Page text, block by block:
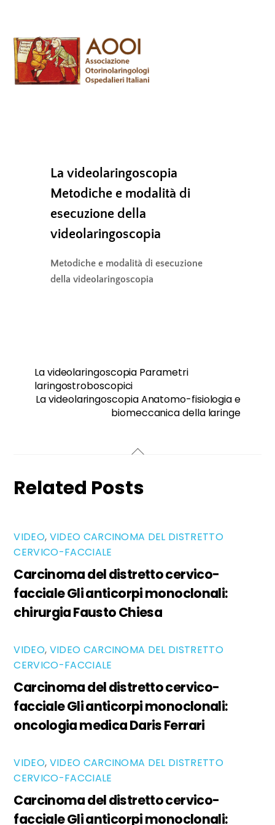
content
La videolaringoscopia
Metodiche e modalità di
esecuzione della
videolaringoscopia
Metodiche e modalità di esecuzione
della videolaringoscopia
La videolaringoscopia Parametri
laringostroboscopici
La videolaringoscopia Anatomo-fisiologia e
biomeccanica della laringe
Related Posts
VIDEO, VIDEO CARCINOMA DEL DISTRETTO
CERVICO-FACCIALE
Carcinoma del distretto cervico-
facciale Gli anticorpi monoclonali:
chirurgia Fausto Chiesa
VIDEO, VIDEO CARCINOMA DEL DISTRETTO
CERVICO-FACCIALE
Carcinoma del distretto cervico-
facciale Gli anticorpi monoclonali:
oncologia medica Daris Ferrari
VIDEO, VIDEO CARCINOMA DEL DISTRETTO
CERVICO-FACCIALE
Carcinoma del distretto cervico-
facciale Gli anticorpi monoclonali: